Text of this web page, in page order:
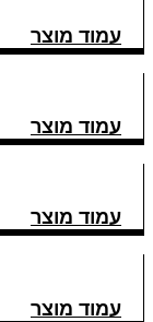
עמוד מוצר
עמוד מוצר
עמוד מוצר
עמוד מוצר